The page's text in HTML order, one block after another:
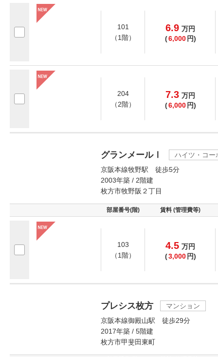
101
（1階）
6.9 万円
(6,000 円)
204
（2階）
7.3 万円
(6,000 円)
グランメールⅠ
ハイツ・コー
京阪本線牧野駅 徒歩5分
2003年築 / 2階建
枚方市牧野阪２丁目
部屋番号(階) 賃料 (管理費等)
103
（1階）
4.5 万円
(3,000 円)
プレシス枚方
マンション
京阪本線御殿山駅 徒歩29分
2017年築 / 5階建
枚方市甲斐田東町